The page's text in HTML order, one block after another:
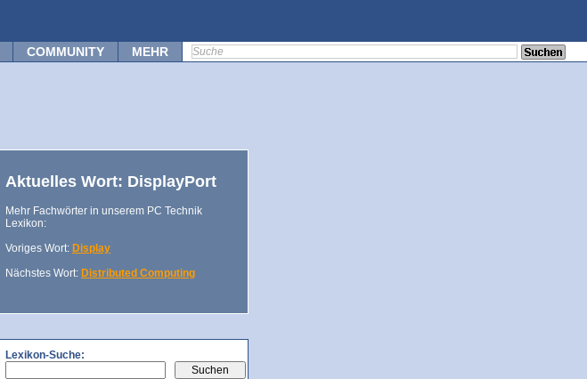
COMMUNITY MEHR
Aktuelles Wort: DisplayPort
Mehr Fachwörter in unserem PC Technik
Lexikon:
Voriges Wort: Display
Nächstes Wort: Distributed Computing
Lexikon-Suche: